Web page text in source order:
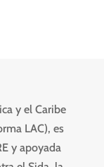
y el Caribe
LAC), es
y apoyada